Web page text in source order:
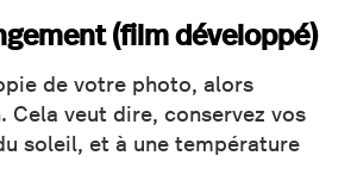
(film développé)
de votre photo, alors
Cela veut dire, conservez vos
soleil, et à une température